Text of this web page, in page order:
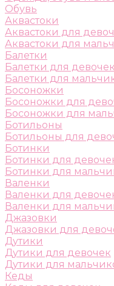
Обувь
Аквастоки
Аквастоки для
Аквастоки для
Балетки
Балетки для девочек
Балетки для
Босоножки
Босоножки для
Босоножки для
Ботильоны
Ботильоны для
Ботинки
Ботинки для
Ботинки для
Валенки
Валенки для
Валенки для
Джазовки
Джазовки для
Дутики
Дутики для девочек
Дутики для
Кеды